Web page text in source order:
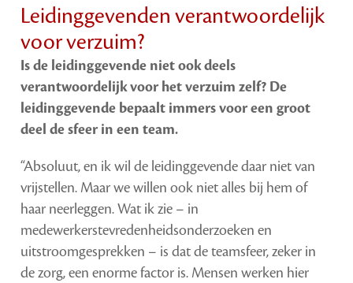
Leidinggevenden verantwoordelijk
voor verzuim?
Is de leidinggevende niet ook deels
verantwoordelijk voor het verzuim zelf? De
leidinggevende bepaalt immers voor een groot
deel de sfeer in een team.
“Absoluut, en ik wil de leidinggevende daar niet van
vrijstellen. Maar we willen ook niet alles bij hem of
haar neerleggen. Wat ik zie – in
medewerkerstevredenheidsonderzoeken en
uitstroomgesprekken – is dat de teamsfeer, zeker in
de zorg, een enorme factor is. Mensen werken hier